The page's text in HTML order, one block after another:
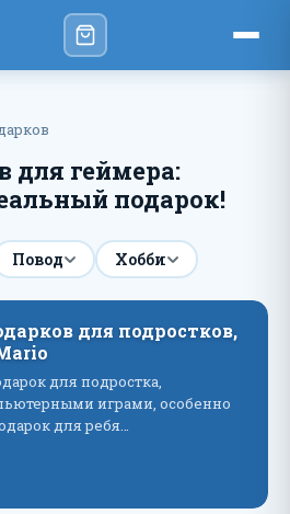
для геймера:
подарок!
Повод Хобби
для подростков,
для подростка,
играми, особенно
для ребя…